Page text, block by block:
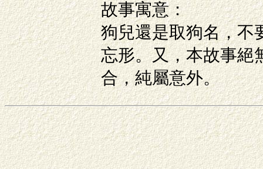
故事寓意：
狗兒還是取狗名，不
忘形。又，本故事絕
合，純屬意外。